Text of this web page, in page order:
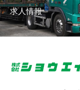
求人情報